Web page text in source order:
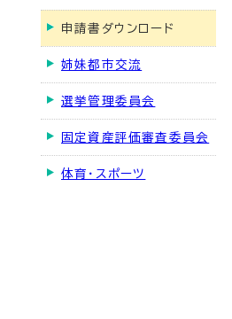
申請書ダウンロード
姉妹都市交流
選挙管理委員会
固定資産評価審査委員会
体育・スポーツ